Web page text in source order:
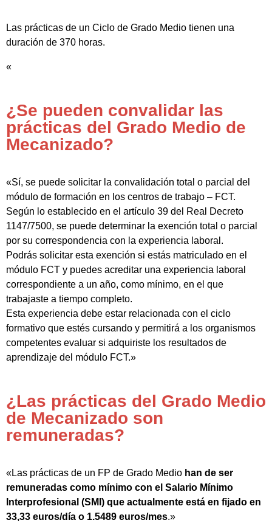
Las prácticas de un Ciclo de Grado Medio tienen una
duración de 370 horas.
«
¿Se pueden convalidar las
prácticas del Grado Medio de
Mecanizado?
«Sí, se puede solicitar la convalidación total o parcial del
módulo de formación en los centros de trabajo – FCT.
Según lo establecido en el artículo 39 del Real Decreto
1147/7500, se puede determinar la exención total o parcial
por su correspondencia con la experiencia laboral.
Podrás solicitar esta exención si estás matriculado en el
módulo FCT y puedes acreditar una experiencia laboral
correspondiente a un año, como mínimo, en el que
trabajaste a tiempo completo.
Esta experiencia debe estar relacionada con el ciclo
formativo que estés cursando y permitirá a los organismos
competentes evaluar si adquiriste los resultados de
aprendizaje del módulo FCT.»
¿Las prácticas del Grado Medio
de Mecanizado son
remuneradas?
«Las prácticas de un FP de Grado Medio han de ser
remuneradas como mínimo con el Salario Mínimo
Interprofesional (SMI) que actualmente está en fijado en
33,33 euros/día o 1.5489 euros/mes.»